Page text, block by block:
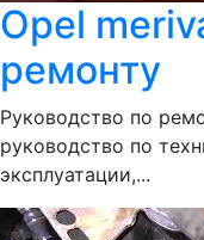
Opel
ремонту
Руководство по
руководство по
эксплуатации,...